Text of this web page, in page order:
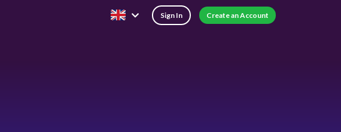
Sign In Create an Account